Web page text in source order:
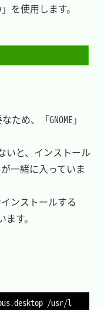
使用します。
め、「GNOME」
いと、インストール
一緒に入っていま
ンストールする
す。
/usr/l